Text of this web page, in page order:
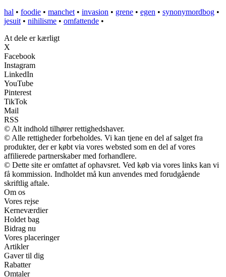
hal • foodie • manchet • invasion • grene • egen • synonymordbog •
jesuit • nihilisme • omfattende •
At dele er kærligt
X
Facebook
Instagram
LinkedIn
YouTube
Pinterest
TikTok
Mail
RSS
© Alt indhold tilhører rettighedshaver.
© Alle rettigheder forbeholdes. Vi kan tjene en del af salget fra
produkter, der er købt via vores websted som en del af vores
affilierede partnerskaber med forhandlere.
© Dette site er omfattet af ophavsret. Ved køb via vores links kan vi
få kommission. Indholdet må kun anvendes med forudgående
skriftlig aftale.
Om os
Vores rejse
Kerneværdier
Holdet bag
Bidrag nu
Vores placeringer
Artikler
Gaver til dig
Rabatter
Omtaler